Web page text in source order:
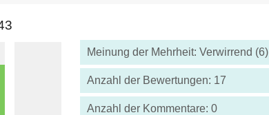
Meinung der Mehrheit: Verwirrend (6)
Anzahl der Bewertungen: 17
Anzahl der Kommentare: 0